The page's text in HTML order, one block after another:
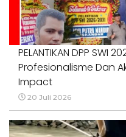
PELANTIKAN DPP SWI
Profesionalisme Dan
Impact
20 Juli 2026